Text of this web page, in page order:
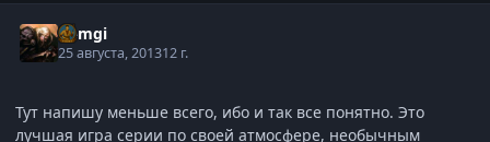
Gemgi
25 августа, 201312 г.
Тут напишу меньше всего, ибо и так все понятно. Это
лучшая игра серии по своей атмосфере, необычным